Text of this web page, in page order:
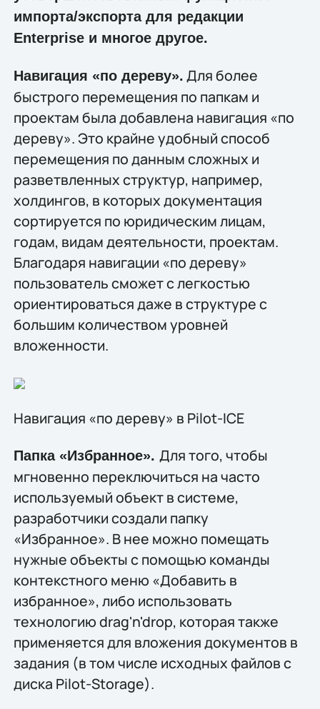
импорта/экспорта для редакции
Enterprise и многое другое.
Навигация «по дереву». Для более
быстрого перемещения по папкам и
проектам была добавлена навигация «по
дереву». Это крайне удобный способ
перемещения по данным сложных и
разветвленных структур, например,
холдингов, в которых документация
сортируется по юридическим лицам,
годам, видам деятельности, проектам.
Благодаря навигации «по дереву»
пользователь сможет с легкостью
ориентироваться даже в структуре с
большим количеством уровней
вложенности.
Навигация «по дереву» в Pilot-ICE
Папка «Избранное». Для того, чтобы
мгновенно переключиться на часто
используемый объект в системе,
разработчики создали папку
«Избранное». В нее можно помещать
нужные объекты с помощью команды
контекстного меню «Добавить в
избранное», либо использовать
технологию drag'n'drop, которая также
применяется для вложения документов в
задания (в том числе исходных файлов с
диска Pilot-Storage).